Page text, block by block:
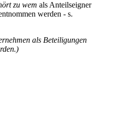
zu wem als Anteilseigner
werden - s.
als Beteiligungen